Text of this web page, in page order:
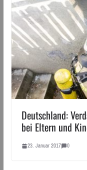
Deutschland:
bei Eltern und
23. Januar 2017 0